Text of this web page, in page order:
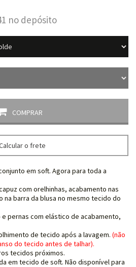
no depósito
COMPRAR
o frete
em soft. Agora para toda a
com orelhinhas, acabamento nas
na barra da blusa no mesmo tecido do
pernas com elástico de acabamento,
de tecido após a lavagem. (não
do tecido antes de talhar).
tecidos próximos.
em tecido de soft. Não disponível para